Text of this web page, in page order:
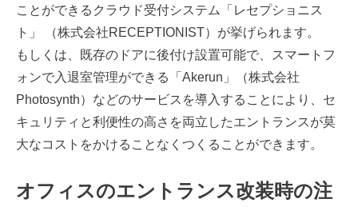
ことができるクラウド受付システム「レセプショニス
ト」 （株式会社RECEPTIONIST）が挙げられます。
もしくは、既存のドアに後付け設置可能で、スマートフ
ォンで入退室管理ができる「Akerun」（株式会社
Photosynth）などのサービスを導入することにより、セ
キュリティと利便性の高さを両立したエントランスが莫
大なコストをかけることなくつくることができます。
オフィスのエントランス改装時の注